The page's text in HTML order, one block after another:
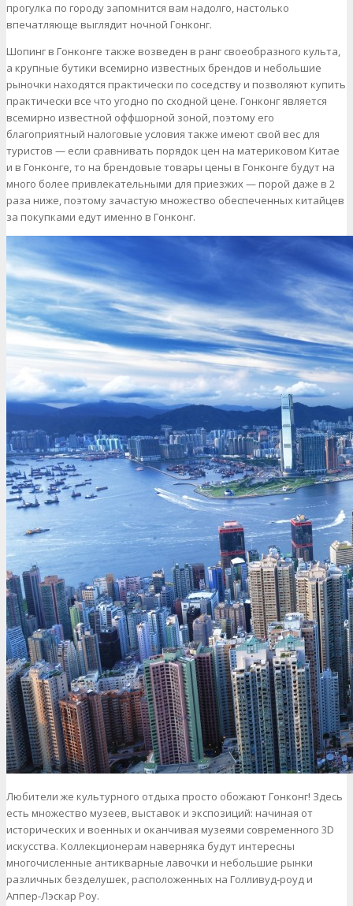
прогулка по городу запомнится вам надолго, настолько
впечатляюще выглядит ночной Гонконг.
Шопинг в Гонконге также возведен в ранг своеобразного культа,
а крупные бутики всемирно известных брендов и небольшие
рыночки находятся практически по соседству и позволяют купить
практически все что угодно по сходной цене. Гонконг является
всемирно известной оффшорной зоной, поэтому его
благоприятный налоговые условия также имеют свой вес для
туристов — если сравнивать порядок цен на материковом Китае
и в Гонконге, то на брендовые товары цены в Гонконге будут на
много более привлекательными для приезжих — порой даже в 2
раза ниже, поэтому зачастую множество обеспеченных китайцев
за покупками едут именно в Гонконг.
Любители же культурного отдыха просто обожают Гонконг! Здесь
есть множество музеев, выставок и экспозиций: начиная от
исторических и военных и оканчивая музеями современного 3D
искусства. Коллекционерам наверняка будут интересны
многочисленные антикварные лавочки и небольшие рынки
различных безделушек, расположенных на Голливуд-роуд и
Аппер-Лэскар Роу.